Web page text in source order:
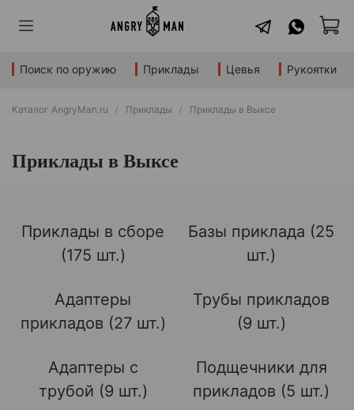
Поиск по оружию Приклады Цевья Рукоятки
Каталог AngryMan.ru Приклады Приклады в Выксе
Приклады в Выксе
Приклады в сборе
(175 шт.)
Базы приклада (25
шт.)
Адаптеры
прикладов (27 шт.)
Трубы прикладов
(9 шт.)
Адаптеры с
трубой (9 шт.)
Подщечники для
прикладов (5 шт.)